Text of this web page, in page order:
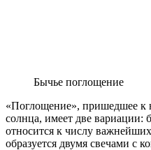
Бычье поглощение
«Поглощение», пришедшее к
солнца, имеет две
относится к числу
образуется двумя свечами с